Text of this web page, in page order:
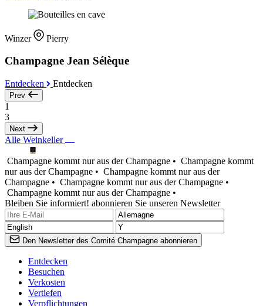
Winzer Pierry
Champagne Jean Sélèque
Entdecken Entdecken
Prev
1
3
Next
Alle Weinkeller
Champagne kommt nur aus der Champagne • Champagne kommt
nur aus der Champagne • Champagne kommt nur aus der
Champagne • Champagne kommt nur aus der Champagne •
Champagne kommt nur aus der Champagne •
Bleiben Sie informiert! abonnieren Sie unseren Newsletter
Den Newsletter des Comité Champagne abonnieren
Entdecken
Besuchen
Verkosten
Vertiefen
Verpflichtungen